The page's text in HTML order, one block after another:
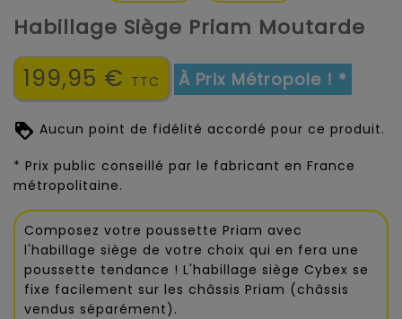
Habillage Siège Priam Moutarde
199,95 € TTC À Prix Métropole ! *
Aucun point de fidélité accordé pour ce produit.
* Prix public conseillé par le fabricant en France
métropolitaine.
Composez votre poussette Priam avec
l'habillage siège de votre choix qui en fera une
poussette tendance ! L'habillage siège Cybex se
fixe facilement sur les châssis Priam (châssis
vendus séparément).